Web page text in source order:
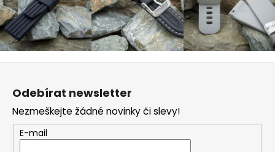
Odebírat newsletter
Nezmeškejte žádné novinky či slevy!
E-mail